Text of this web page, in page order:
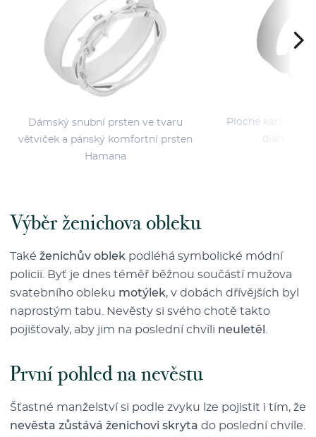
Dámský snubní prsten ve tvaru
větviček a pánský komfortní prsten
Hamana
Ploché
Výběr ženichova obleku
Také ženichův oblek podléhá symbolické módní
policii. Byť je dnes téměř běžnou součástí mužova
svatebního obleku motýlek, v dobách dřívějších byl
naprostým tabu. Nevěsty si svého chotě takto
pojišťovaly, aby jim na poslední chvíli neuletěl
První pohled na nevěstu
Šťastné manželství si podle zvyku lze pojistit i tím, že
nevěsta zůstává ženichovi skryta do poslední chvíle.